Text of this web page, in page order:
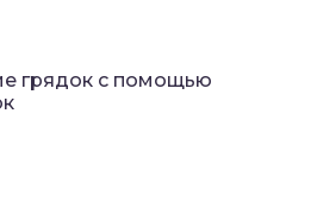
грядок с помощью